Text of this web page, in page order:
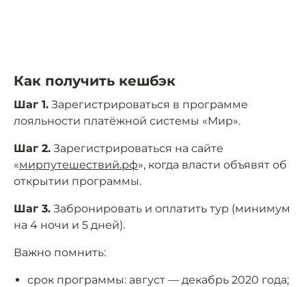
Как получить кешбэк
Шаг 1. Зарегистрироваться в программе
лояльности платёжной системы «Мир».
Шаг 2. Зарегистрироваться на сайте
«мирпутешествий.рф», когда власти объявят об
открытии программы.
Шаг 3. Забронировать и оплатить тур (минимум
на 4 ночи и 5 дней).
Важно помнить:
срок программы: август — декабрь 2020 года;